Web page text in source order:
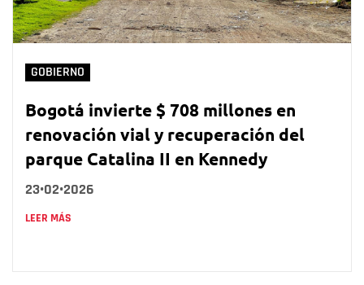
GOBIERNO
Bogotá invierte $ 708 millones en
renovación vial y recuperación del
parque Catalina II en Kennedy
23•02•2026
LEER MÁS